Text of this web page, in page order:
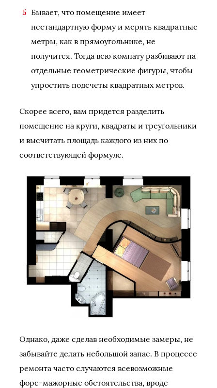
Бывает, что помещение имеет
нестандартную форму и мерять квадратные
метры, как в прямоугольнике, не
получится. Тогда всю комнату разбивают на
отдельные геометрические фигуры, чтобы
упростить подсчеты квадратных метров.
Скорее всего, вам придется разделить
помещение на круги, квадраты и треугольники
и высчитать площадь каждого из них по
соответствующей формуле.
Однако, даже сделав необходимые замеры, не
забывайте делать небольшой запас. В процессе
ремонта часто случаются всевозможные
форс-мажорные обстоятельства, вроде